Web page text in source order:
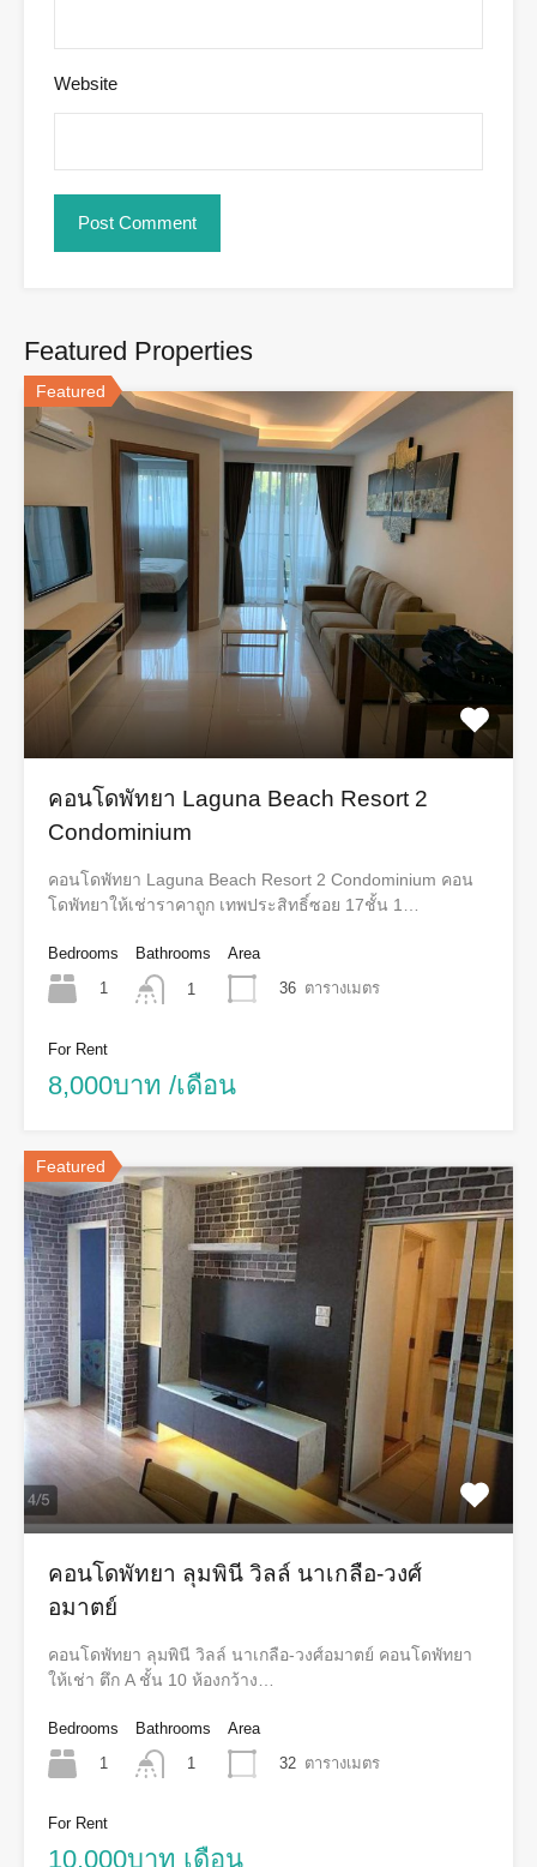
Website
Featured Properties
Featured
คอนโดพัทยา Laguna Beach Resort 2
Condominium
คอนโดพัทยา Laguna Beach Resort 2 Condominium คอน
โดพัทยาให้เช่าราคาถูก เทพประสิทธิ์ซอย 17ชั้น 1…
Bedrooms
1
Bathrooms
1
Area
36 ตารางเมตร
For Rent
8,000บาท /เดือน
Featured
คอนโดพัทยา ลุมพินี วิลล์ นาเกลือ-วงศ์
อมาตย์
คอนโดพัทยา ลุมพินี วิลล์ นาเกลือ-วงศ์อมาตย์ คอนโดพัทยา
ให้เช่า ตึก A ชั้น 10 ห้องกว้าง…
Bedrooms
1
Bathrooms
1
Area
32 ตารางเมตร
For Rent
10,000บาท เดือน